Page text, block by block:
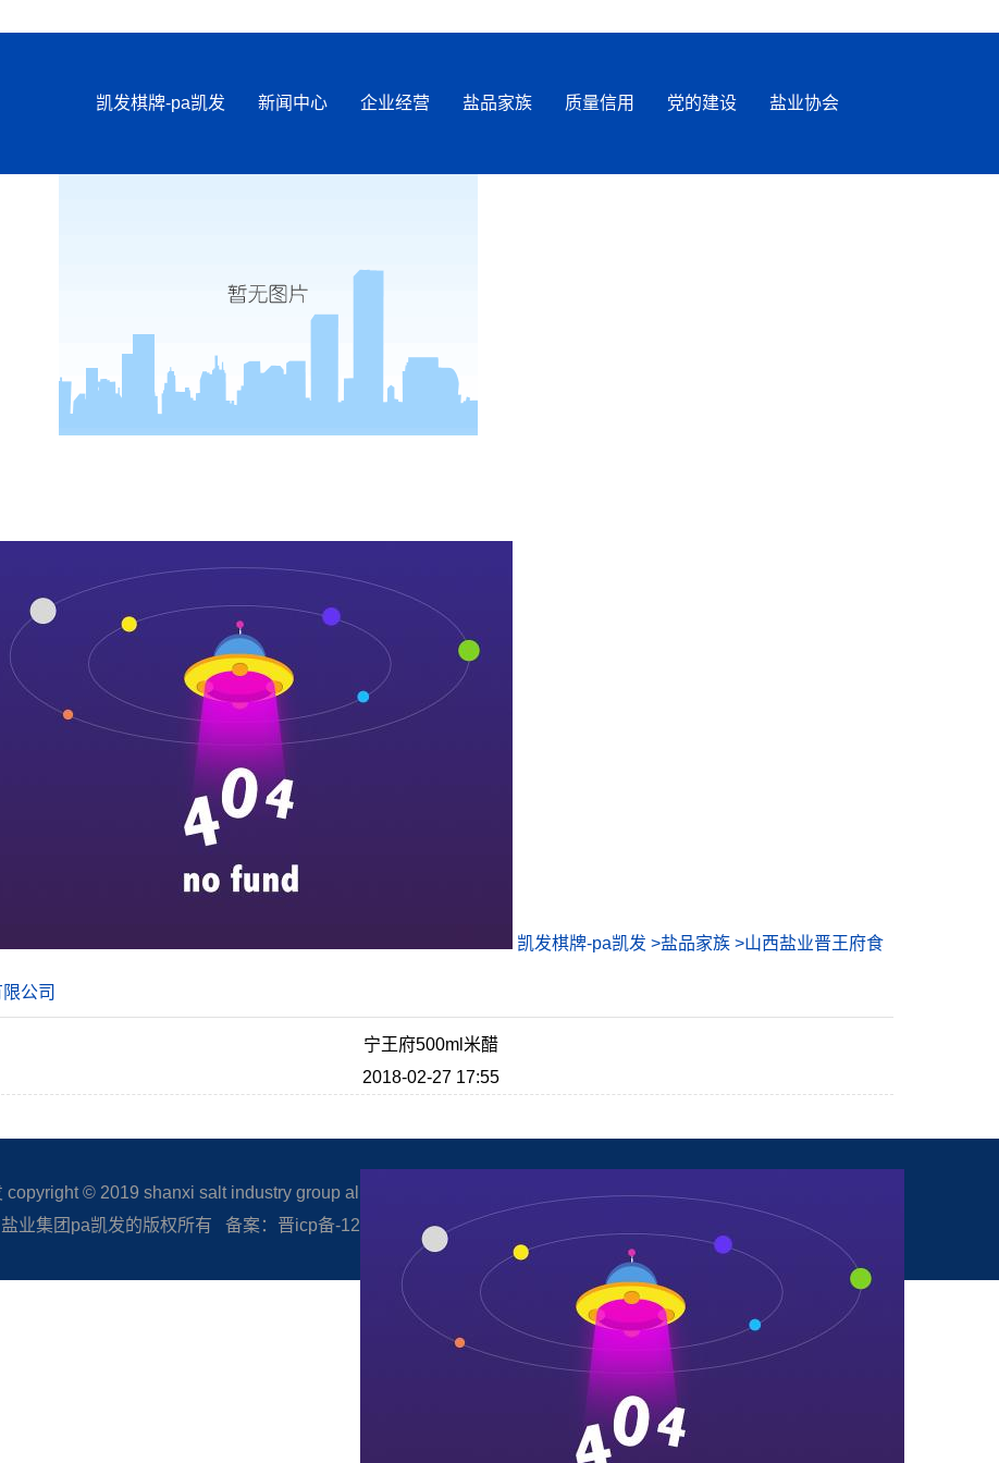
凯发棋牌-pa凯发 新闻中心 企业经营 盐品家族 质量信用 党的建设 盐业协会
凯发棋牌-pa凯发 >盐品家族 >山西盐业晋王府食
公司
宁王府500ml米醋
2018-02-27 17:55
copyright © 2019 shanxi salt industry group all rights reserved.
业集团pa凯发的版权所有 备案：晋icp备-12005506